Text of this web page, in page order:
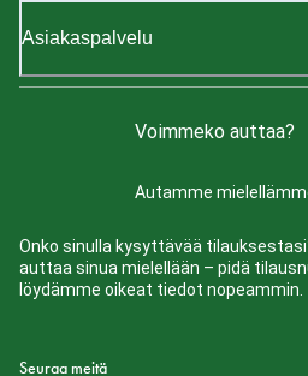
Asiakaspalvelu
Voimmeko auttaa?
Autamme
Onko sinulla kysyttävää
auttaa sinua mielellään – pidä
löydämme oikeat tiedot nopeammin.
Seuraa meitä